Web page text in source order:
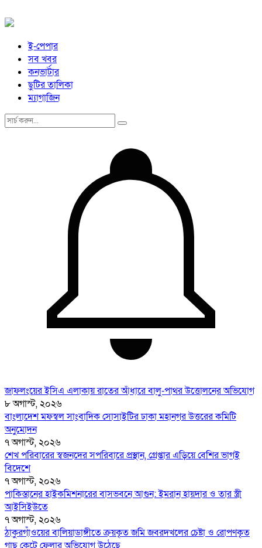
ই-পেপার
সব খবর
কনভার্টার
ছুটির তালিকা
ম্যাগাজিন
জাফলংয়ের ইসিএ এলাকায় রাতের আঁধারে বালু-পাথর উত্তোলনের অভিযোগ
৮ অগাস্ট, ২০২৬
বাংলাদেশ মফস্বল সাংবাদিক সোসাইটির ঢাকা মহানগর উত্তরের কমিটি
অনুমোদন
৭ অগাস্ট, ২০২৬
শেখ পরিবারের স্বজনদের সপরিবারে প্রস্থান, গ্রেপ্তার এড়িয়ে বেশির ভাগই
বিদেশে
৭ অগাস্ট, ২০২৬
পাকিস্তানের হাইকমিশনারের বাসভবনে আগুন: ইমরান হায়দার ও তার স্ত্রী
আইসিইউতে
৭ অগাস্ট, ২০২৬
ঠাকুরগাঁওয়ের বালিয়াডাঙ্গীতে ক্রয়কৃত জমি জবরদখলের চেষ্টা ও রোপণকৃত